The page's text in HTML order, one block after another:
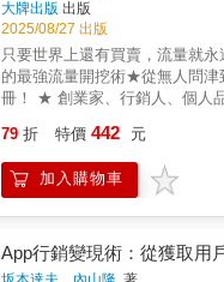
現狀、拓展獲利機會、經營品
行銷機密，從素人翻紅到流量
你找到自己的聲音，給你成為
中的任務召喚，轉為個人的事業
大牌出版 出版
2025/08/27 出版
只要世界上還有買賣，流量就
的最強流量開挖術★從無人問
冊！ ★ 創業家、行銷人、個人
經濟，該如何把流量化為財富
碼」，打造穩定的贏利結構，
給你一個框架，你可以用它從
一改，觸及直接腰斬……無論網
後，能完整學會： 找出你的
79 折 特價 442 元
加入購物車
App行銷變現術：從獲取用